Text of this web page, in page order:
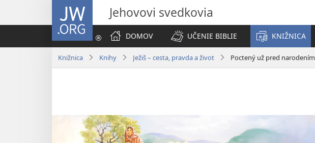
JW.ORG Jehovovi svedkovia
DOMOV
UČENIE BIBLIE KNIŽNICA
Knižnica Knihy Ježiš – cesta, pravda a život Poctený už pred narodením